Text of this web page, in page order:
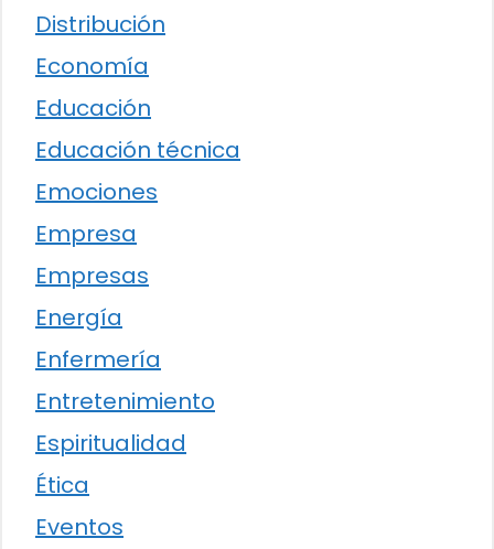
Distribución
Economía
Educación
Educación técnica
Emociones
Empresa
Empresas
Energía
Enfermería
Entretenimiento
Espiritualidad
Ética
Eventos